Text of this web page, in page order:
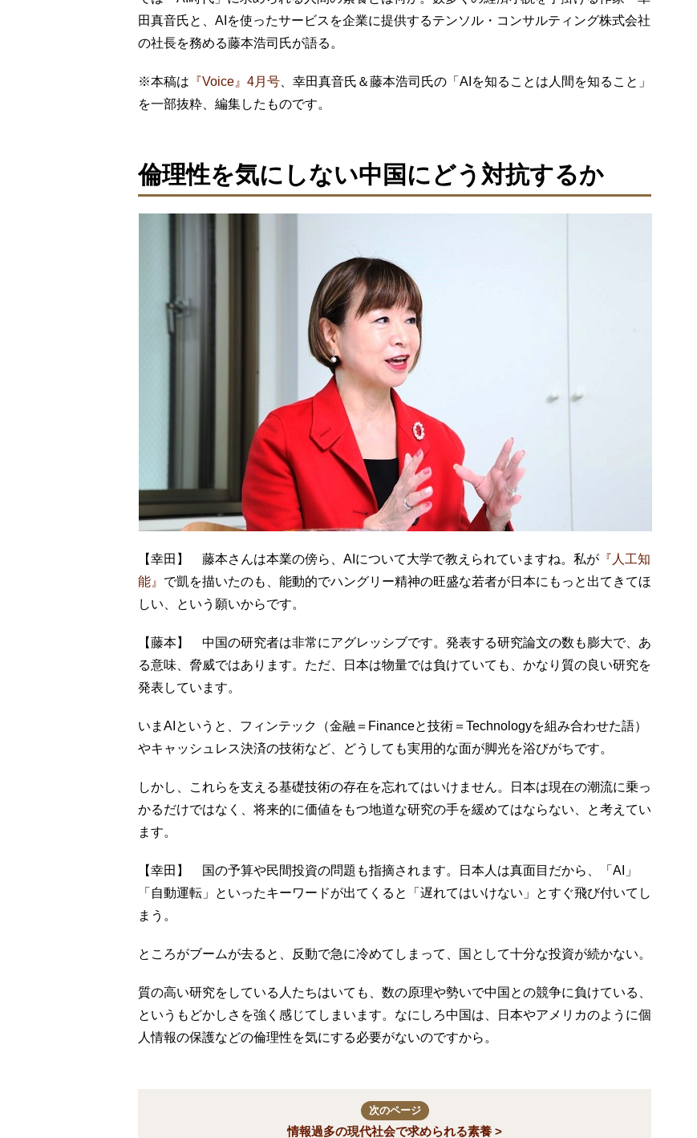
田真音氏と、AIを使ったサービスを企業に提供するテンソル・コンサルティング株式会社
の社長を務める藤本浩司氏が語る。
※本稿は 『Voice』4月号 、幸田真音氏＆藤本浩司氏の「AIを知ることは人間を知ること」
を一部抜粋、編集したものです。
倫理性を気にしない中国にどう対抗するか
【幸田】 藤本さんは本業の傍ら、AIについて大学で教えられていますね。私が 『人工知
能』 で凱を描いたのも、能動的でハングリー精神の旺盛な若者が日本にもっと出てきてほ
しい、という願いからです。
【藤本】 中国の研究者は非常にアグレッシブです。発表する研究論文の数も膨大で、あ
る意味、脅威ではあります。ただ、日本は物量では負けていても、かなり質の良い研究を
発表しています。
いまAIというと、フィンテック（金融＝Financeと技術＝Technologyを組み合わせた語）
やキャッシュレス決済の技術など、どうしても実用的な面が脚光を浴びがちです。
しかし、これらを支える基礎技術の存在を忘れてはいけません。日本は現在の潮流に乗っ
かるだけではなく、将来的に価値をもつ地道な研究の手を緩めてはならない、と考えてい
ます。
【幸田】 国の予算や民間投資の問題も指摘されます。日本人は真面目だから、「AI」
「自動運転」といったキーワードが出てくると「遅れてはいけない」とすぐ飛び付いてし
まう。
ところがブームが去ると、反動で急に冷めてしまって、国として十分な投資が続かない。
質の高い研究をしている人たちはいても、数の原理や勢いで中国との競争に負けている、
というもどかしさを強く感じてしまいます。なにしろ中国は、日本やアメリカのように個
人情報の保護などの倫理性を気にする必要がないのですから。
次のページ
情報過多の現代社会で求められる素養 >